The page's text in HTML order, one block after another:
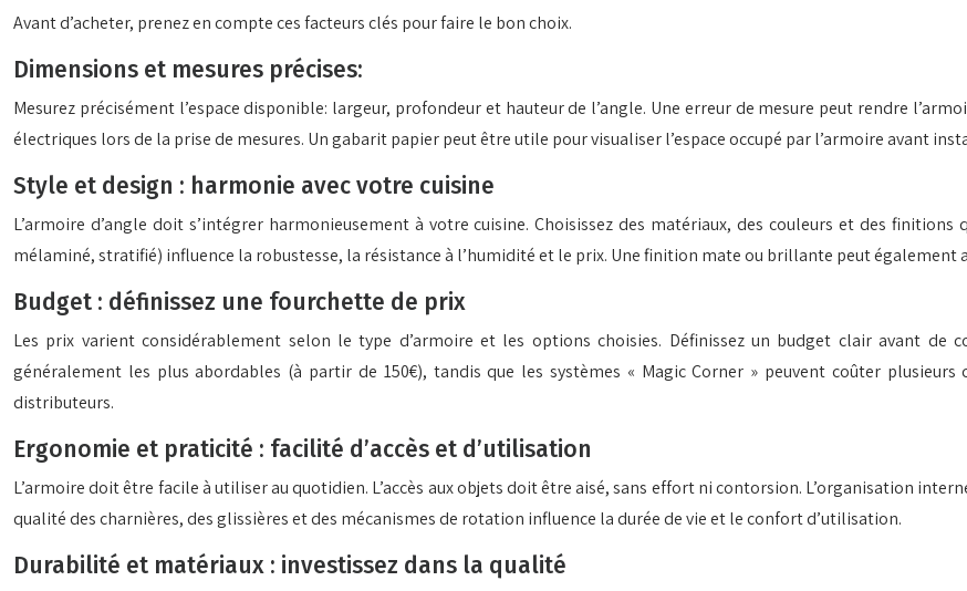
Avant d’acheter, prenez en compte ces facteurs clés pour faire le bon choix.
Dimensions et mesures précises:
Mesurez précisément l’espace disponible: largeur, profondeur et hauteur de l’angle. Une erreur de mesure peut rendre
électriques lors de la prise de mesures. Un gabarit papier peut être utile pour visualiser l’espace occupé par l’armoire avant
Style et design : harmonie avec votre cuisine
L’armoire d’angle doit s’intégrer harmonieusement à votre cuisine. Choisissez des matériaux, des couleurs et des
mélaminé, stratifié) influence la robustesse, la résistance à l’humidité et le prix. Une finition mate ou brillante peut également
Budget : définissez une fourchette de prix
Les prix varient considérablement selon le type d’armoire et les options choisies. Définissez un budget clair avant de
généralement les plus abordables (à partir de 150€), tandis que les systèmes « Magic Corner » peuvent coûter
distributeurs.
Ergonomie et praticité : facilité d’accès et d’utilisation
L’armoire doit être facile à utiliser au quotidien. L’accès aux objets doit être aisé, sans effort ni contorsion. L’organisation
qualité des charnières, des glissières et des mécanismes de rotation influence la durée de vie et le confort d’utilisation.
Durabilité et matériaux : investissez dans la qualité